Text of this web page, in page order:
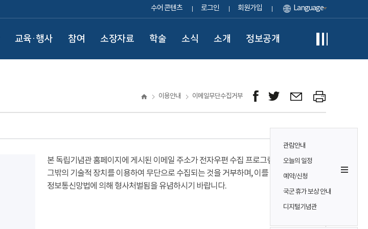
수어 콘텐츠 로그인 회원가입 Language
교육·행사 참여 소장자료 학술 소식 소개 정보공개
관람안내
오늘의 일정
예약/신청
국군 휴가 보상 안내
디지털기념관
이용안내 이메일무단수집거부
본 독립기념관 홈페이지에 게시된 이메일 주소가 전자우편 수집 프로그램이나
그밖의 기술적 장치를 이용하여 무단으로 수집되는 것을 거부하며, 이를 위반시
정보통신망법에 의해 형사처벌됨을 유념하시기 바랍니다.